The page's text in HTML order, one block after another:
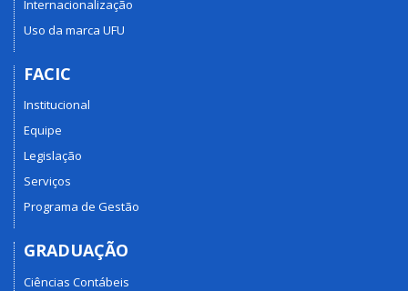
Internacionalização
Uso da marca UFU
FACIC
Institucional
Equipe
Legislação
Serviços
Programa de Gestão
GRADUAÇÃO
Ciências Contábeis